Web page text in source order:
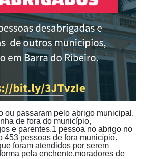
ou passaram pelo abrigo municipal.
de fora do município,
e parentes,1 pessoa no abrigo no
453 pessoas de fora município.
foram atendidos por serem
pela enchente,moradores de